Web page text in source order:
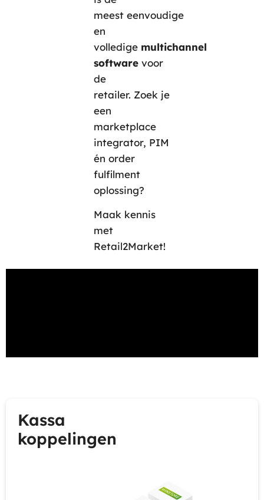
meest eenvoudige
en
volledige multichannel
softwarevoor
de
retailer. Zoek je
een
marketplace
integrator, PIM
én order
fulfilment
oplossing?
Maak kennis
met
Retail2Market!
Kassa
koppelingen